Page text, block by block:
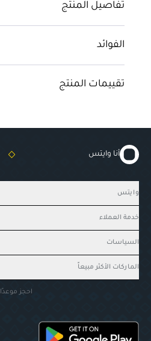
تفاصيل المنتج
الفوائد
تقييمات المنتج
أنا وايتس
وايتس
خدمة العملاء
السياسات
الماركات الأكثر مبيعاً
احجز موعدًا